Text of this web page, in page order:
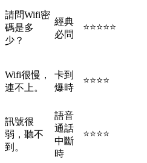
請問Wifi密
碼是多
少？
經典
必問
⭐⭐⭐⭐⭐
Wifi很慢，
連不上。
卡到
爆時
⭐⭐⭐⭐
訊號很
弱，聽不
到。
語音
通話
中斷
時
⭐⭐⭐⭐